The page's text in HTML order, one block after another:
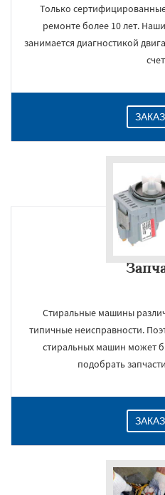
Только
ремонте более 10 лет.
занимается диагностикой
Стиральные машины
типичные неисправности.
стиральных машин может
подобрать